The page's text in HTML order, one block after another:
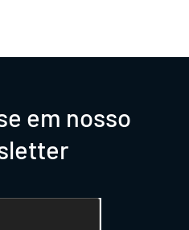
em nosso